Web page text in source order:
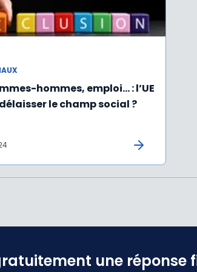
hommes, emploi… : l’UE
le champ social ?
une réponse